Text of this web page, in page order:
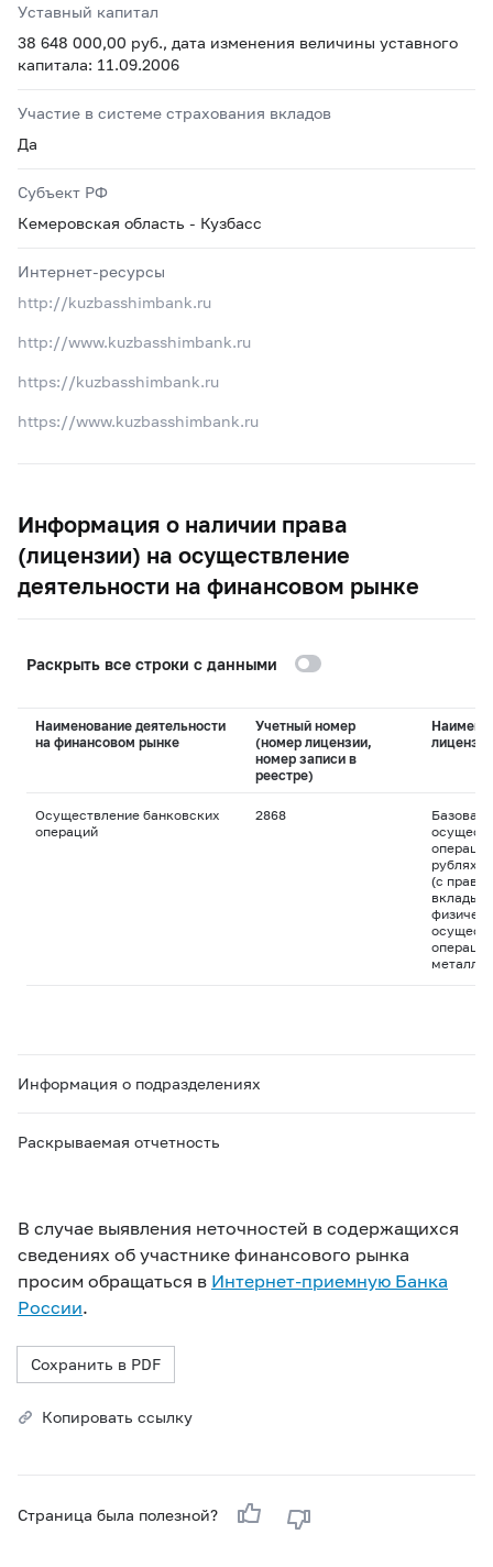
Уставный капитал
38 648 000,00 руб., дата изменения величины уставного
капитала: 11.09.2006
Участие в системе страхования вкладов
Да
Субъект РФ
Кемеровская область - Кузбасс
Интернет-ресурсы
http://kuzbasshimbank.ru
http://www.kuzbasshimbank.ru
https://kuzbasshimbank.ru
https://www.kuzbasshimbank.ru
Информация о наличии права
(лицензии) на осуществление
деятельности на финансовом рынке
Раскрыть все строки с данными
Наименование деятельности
на финансовом рынке
Учетный номер
(номер лицензии,
номер записи в
реестре)
лицензии
Осуществление банковских
операций
2868
Базовая
рублях и
(с
вклады
Информация о подразделениях
Раскрываемая отчетность
В случае выявления неточностей в содержащихся
сведениях об участнике финансового рынка
просим обращаться в Интернет-приемную Банка
России.
Сохранить в PDF
Копировать ссылку
Страница была полезной?